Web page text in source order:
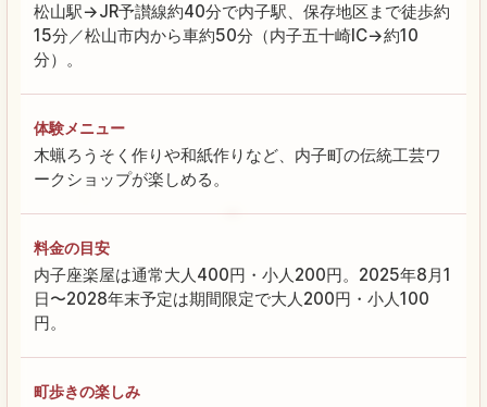
松山駅→JR予讃線約40分で内子駅、保存地区まで徒歩約
15分／松山市内から車約50分（内子五十崎IC→約10
分）。
体験メニュー
木蝋ろうそく作りや和紙作りなど、内子町の伝統工芸ワ
ークショップが楽しめる。
料金の目安
内子座楽屋は通常大人400円・小人200円。2025年8月1
日〜2028年末予定は期間限定で大人200円・小人100
円。
町歩きの楽しみ